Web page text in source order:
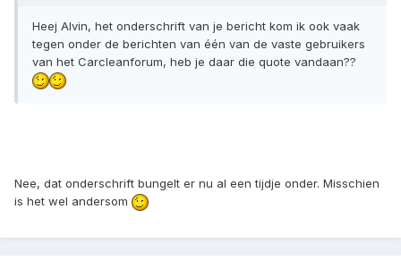
Heej Alvin, het onderschrift van je bericht kom ik ook vaak
tegen onder de berichten van één van de vaste gebruikers
van het Carcleanforum, heb je daar die quote vandaan??
Nee, dat onderschrift bungelt er nu al een tijdje onder. Misschien
is het wel andersom